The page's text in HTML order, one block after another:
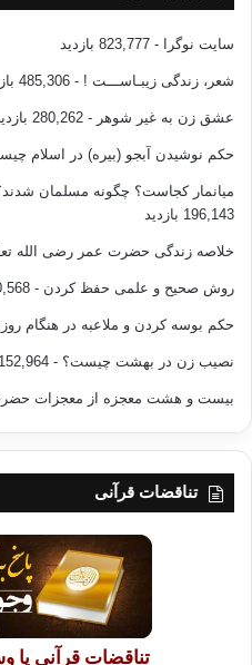
سایت نوگرا - 823,777 بازدید
شعر، زندگی زیبـاســـت ! - 485,306 بازدید
عشق زن به غیر شوهر - 280,262 بازدید
حکم نوشیدن آبجو (بیره) در اسلام
میانمار کجاست؟ چگونه مسلمان
196,143 بازدید
خلاصه زندگی حضرت عمر رضی الله
روش صحیح و علمی حفظ کردن - 180,568 بازدید
حکم بوسه کردن و ملاعبه در هنگام
نصیب زن در بهشت چیست؟ - 152,964 بازدید
بیست و هشت معجزه از معجزات
تناقضات قرآنی
تناقضات قرآنی